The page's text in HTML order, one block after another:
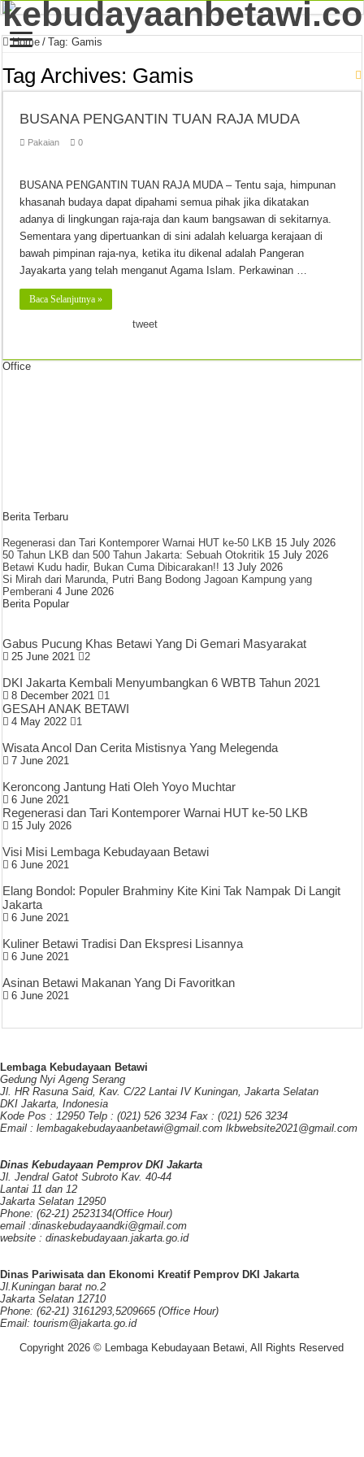
Home / Tag:Gamis
Tag Archives: Gamis
BUSANA PENGANTIN TUAN RAJA MUDA
Pakaian 0
BUSANA PENGANTIN TUAN RAJA MUDA – Tentu saja, himpunan
khasanah budaya dapat dipahami semua pihak jika dikatakan
adanya di lingkungan raja-raja dan kaum bangsawan di sekitarnya.
Sementara yang dipertuankan di sini adalah keluarga kerajaan di
bawah pimpinan raja-nya, ketika itu dikenal adalah Pangeran
Jayakarta yang telah menganut Agama Islam. Perkawinan …
Baca Selanjutnya »
tweet
Office
Berita Terbaru
Regenerasi dan Tari Kontemporer Warnai HUT ke-50 LKB 15 July 2026
50 Tahun LKB dan 500 Tahun Jakarta: Sebuah Otokritik 15 July 2026
Betawi Kudu hadir, Bukan Cuma Dibicarakan!! 13 July 2026
Si Mirah dari Marunda, Putri Bang Bodong Jagoan Kampung yang
Pemberani 4 June 2026
Berita Popular
Gabus Pucung Khas Betawi Yang Di Gemari Masyarakat
25 June 2021 2
DKI Jakarta Kembali Menyumbangkan 6 WBTB Tahun 2021
8 December 2021 1
GESAH ANAK BETAWI
4 May 2022 1
Wisata Ancol Dan Cerita Mistisnya Yang Melegenda
7 June 2021
Keroncong Jantung Hati Oleh Yoyo Muchtar
6 June 2021
Regenerasi dan Tari Kontemporer Warnai HUT ke-50 LKB
15 July 2026
Visi Misi Lembaga Kebudayaan Betawi
6 June 2021
Elang Bondol: Populer Brahminy Kite Kini Tak Nampak Di Langit
Jakarta
6 June 2021
Kuliner Betawi Tradisi Dan Ekspresi Lisannya
6 June 2021
Asinan Betawi Makanan Yang Di Favoritkan
6 June 2021
Lembaga Kebudayaan Betawi
Gedung Nyi Ageng Serang
Jl. HR Rasuna Said, Kav. C/22 Lantai IV Kuningan, Jakarta Selatan
DKI Jakarta, Indonesia
Kode Pos : 12950 Telp : (021) 526 3234 Fax : (021) 526 3234
Email : lembagakebudayaanbetawi@gmail.com lkbwebsite2021@gmail.com
Dinas Kebudayaan Pemprov DKI Jakarta
Jl. Jendral Gatot Subroto Kav. 40-44
Lantai 11 dan 12
Jakarta Selatan 12950
Phone: (62-21) 2523134(Office Hour)
email :dinaskebudayaandki@gmail.com
website : dinaskebudayaan.jakarta.go.id
Dinas Pariwisata dan Ekonomi Kreatif Pemprov DKI Jakarta
Jl.Kuningan barat no.2
Jakarta Selatan 12710
Phone: (62-21) 3161293,5209665 (Office Hour)
Email: tourism@jakarta.go.id
Copyright 2026 © Lembaga Kebudayaan Betawi, All Rights Reserved